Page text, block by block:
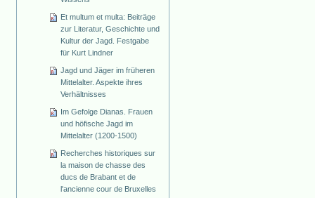
Et multum et multa: Beiträge
zur Literatur, Geschichte und
Kultur der Jagd. Festgabe
für Kurt Lindner
Jagd und Jäger im früheren
Mittelalter. Aspekte ihres
Verhältnisses
Im Gefolge Dianas. Frauen
und höfische Jagd im
Mittelalter (1200-1500)
Recherches historiques sur
la maison de chasse des
ducs de Brabant et de
l'ancienne cour de Bruxelles